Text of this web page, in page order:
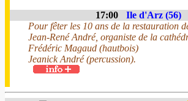
17:00
Ile d'Arz (56)
Pour fêter les 10 ans de la restauration
Jean-René André, organiste de la
Frédéric Magaud (hautbois)
Jeanick André (percussion).